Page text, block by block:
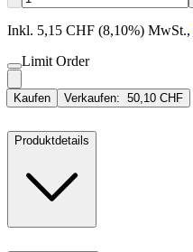
Inkl. 5,15 CHF (8,10%) MwSt.,
Limit Order
Kaufen Verkaufen: 50,10 CHF
Produktdetails